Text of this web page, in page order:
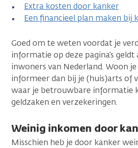
Extra kosten door kanker
Een financieel plan maken bij
Goed om te weten voordat je
informatie op deze pagina’s geldt
inwoners van Nederland. Woon
informeer dan bij je (huis)arts of
waar je betrouwbare informatie
geldzaken en verzekeringen.
Weinig inkomen door
Misschien heb je door kanker